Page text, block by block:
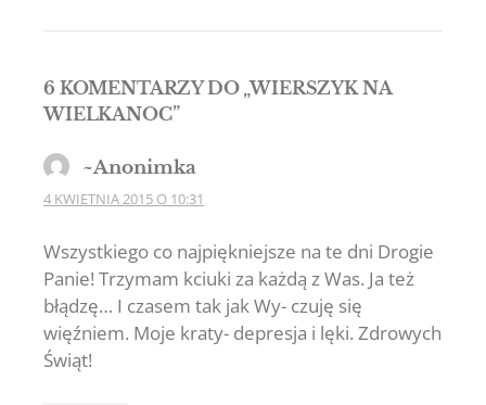
wpisu
6 KOMENTARZY DO „WIERSZYK NA
WIELKANOC”
~Anonimka
4 KWIETNIA 2015 O 10:31
Wszystkiego co najpiękniejsze na te dni Drogie
Panie! Trzymam kciuki za każdą z Was. Ja też
błądzę… I czasem tak jak Wy- czuję się
więźniem. Moje kraty- depresja i lęki. Zdrowych
Świąt!